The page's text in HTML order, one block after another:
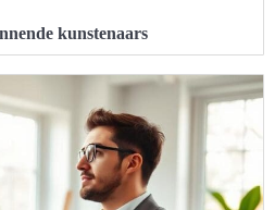
kunstenaars